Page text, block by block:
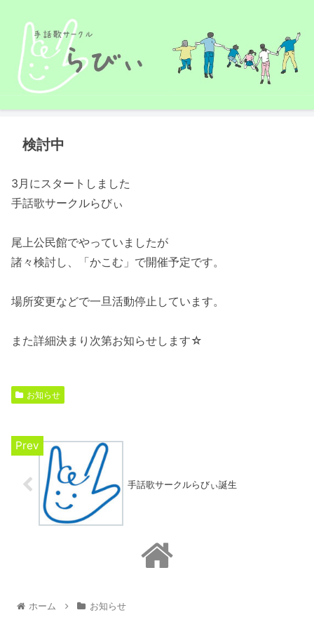
検討中
3月にスタートしました
手話歌サークルらびぃ
尾上公民館でやっていましたが
諸々検討し、「かこむ」で開催予定です。
場所変更などで一旦活動停止しています。
また詳細決まり次第お知らせします☆
お知らせ
手話歌サークルらびぃ誕生
ホーム お知らせ